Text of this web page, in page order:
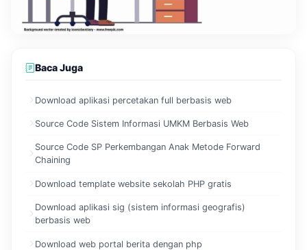
Baca Juga
Download aplikasi percetakan full berbasis web
Source Code Sistem Informasi UMKM Berbasis Web
Source Code SP Perkembangan Anak Metode Forward
Chaining
Download template website sekolah PHP gratis
Download aplikasi sig (sistem informasi geografis)
berbasis web
Download web portal berita dengan php